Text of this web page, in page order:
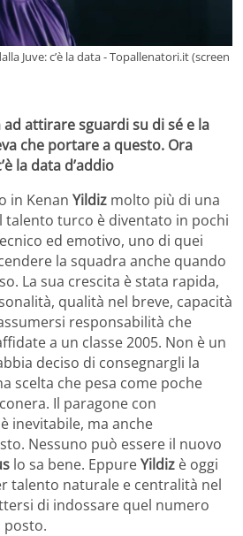
Juve: c’è la data - Topallenatori.it (screen
attirare sguardi su di sé e la
che portare a questo. Ora
la data d’addio
in Kenan Yildiz molto più di una
talento turco è diventato in pochi
ed emotivo, uno di quei
la squadra anche quando
La sua crescita è stata rapida,
qualità nel breve, capacità
responsabilità che
a un classe 2005. Non è un
deciso di consegnargli la
scelta che pesa come poche
Il paragone con
è inevitabile, ma anche
Nessuno può essere il nuovo
lo sa bene. EppureYildiz è oggi
talento naturale e centralità nel
di indossare quel numero
posto.